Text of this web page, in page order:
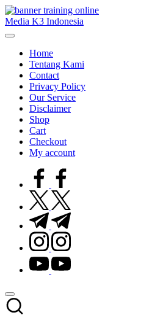
Skip
to
content
Media K3 Indonesia
Media
Seputar
Dunia
K3LH
Home
Tentang Kami
Contact
Privacy Policy
Our Service
Disclaimer
Shop
Cart
Checkout
My account
facebook.com
twitter.com
t.me
instagram.com
youtube.com